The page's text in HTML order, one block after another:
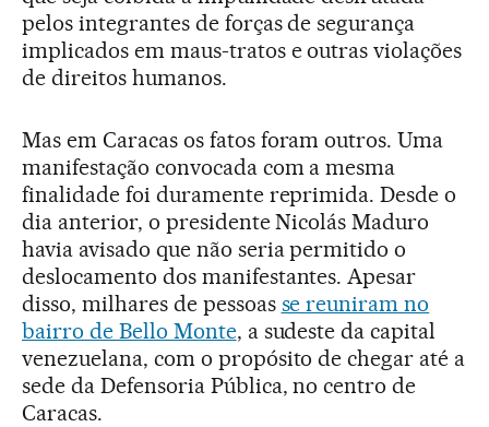
pelos integrantes de forças de segurança
implicados em maus-tratos e outras violações
de direitos humanos.
Mas em Caracas os fatos foram outros. Uma
manifestação convocada com a mesma
finalidade foi duramente reprimida. Desde o
dia anterior, o presidente Nicolás Maduro
havia avisado que não seria permitido o
deslocamento dos manifestantes. Apesar
disso, milhares de pessoas se reuniram no
bairro de Bello Monte, a sudeste da capital
venezuelana, com o propósito de chegar até a
sede da Defensoria Pública, no centro de
Caracas.